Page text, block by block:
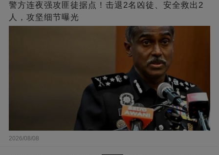
警方连夜强攻匪徒据点！击退2名凶徒、安全救出2
人，攻坚细节曝光
2026/08/08